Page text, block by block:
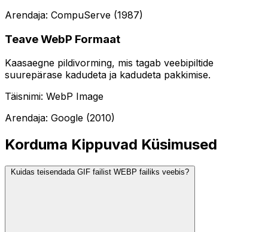
Arendaja: CompuServe (1987)
Teave WebP Formaat
Kaasaegne pildivorming, mis tagab veebipiltide
suurepärase kadudeta ja kadudeta pakkimise.
Täisnimi: WebP Image
Arendaja: Google (2010)
Korduma Kippuvad Küsimused
Kuidas teisendada GIF failist WEBP failiks veebis?